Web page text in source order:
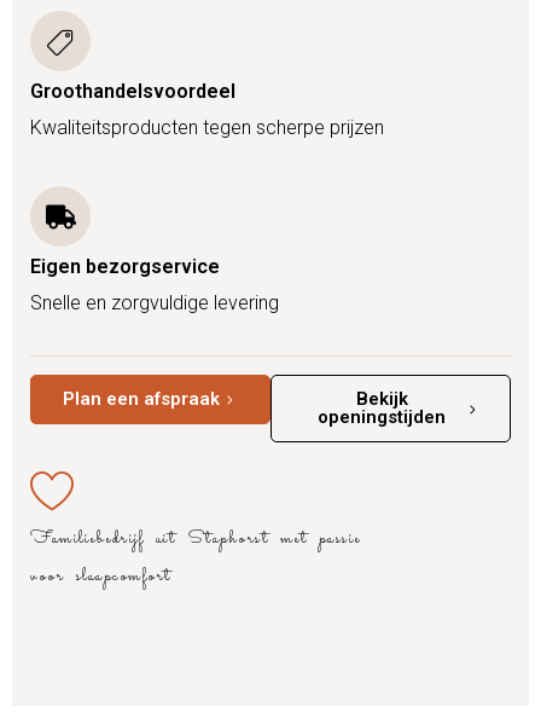
Groothandelsvoordeel
Kwaliteitsproducten tegen scherpe prijzen
Eigen bezorgservice
Snelle en zorgvuldige levering
Plan een afspraak
Bekijk
openingstijden
Familiebedrijf uit Staphorst met passie
voor slaapcomfort